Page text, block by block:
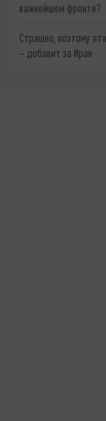
важнейшем фронте?
Страшно, поэтому
– добавит за Иран